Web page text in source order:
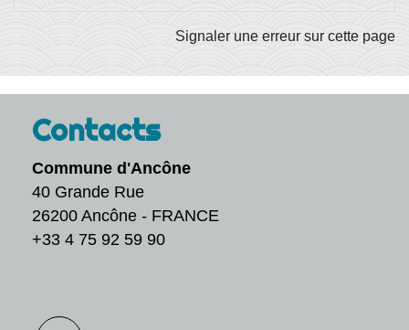
Signaler une erreur sur cette page
Contacts
Commune d'Ancône
40 Grande Rue
26200 Ancône - FRANCE
+33 4 75 92 59 90